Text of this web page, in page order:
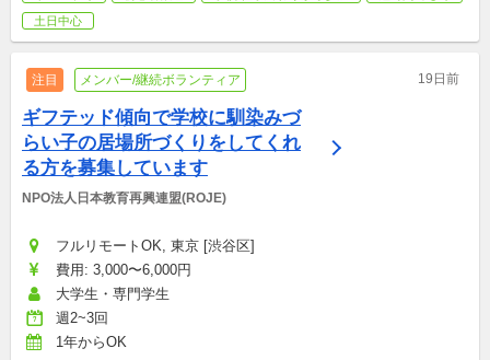
土日中心
注目 メンバー/継続ボランティア 19日前
ギフテッド傾向で学校に馴染みづ
らい子の居場所づくりをしてくれ
る方を募集しています
NPO法人日本教育再興連盟(ROJE)
フルリモートOK, 東京 [渋谷区]
費用: 3,000〜6,000円
大学生・専門学生
週2~3回
1年からOK